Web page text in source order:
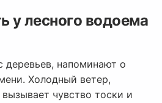
у лесного водоема
напоминают о
Холодный ветер,
чувство тоски и